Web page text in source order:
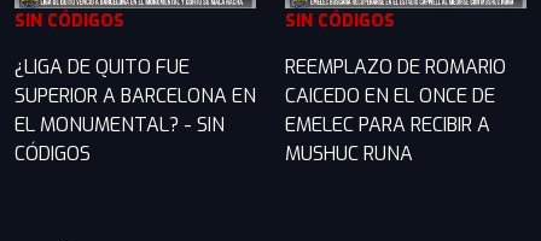
SIN CÓDIGOS
¿LIGA DE QUITO FUE
SUPERIOR A BARCELONA EN
EL MONUMENTAL? - SIN
CÓDIGOS
SIN CÓDIGOS
REEMPLAZO DE ROMARIO
CAICEDO EN EL ONCE DE
EMELEC PARA RECIBIR A
MUSHUC RUNA